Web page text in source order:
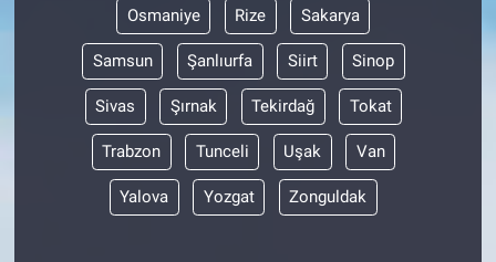
Osmaniye Rize Sakarya
Samsun Şanlıurfa Siirt Sinop
Sivas Şırnak Tekirdağ Tokat
Trabzon Tunceli Uşak Van
Yalova Yozgat Zonguldak